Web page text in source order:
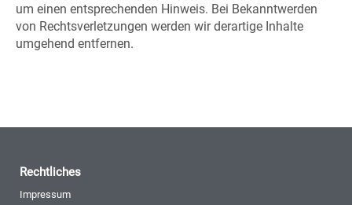
um einen entsprechenden Hinweis. Bei Bekanntwerden
von Rechtsverletzungen werden wir derartige Inhalte
umgehend entfernen.
Rechtliches
Impressum